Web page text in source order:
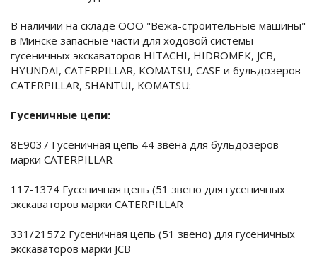
В наличии на складе ООО "Вежа-строительные машины"
в Минске запасные части для ходовой системы
гусеничных экскаваторов HITACHI, HIDROMEK, JCB,
HYUNDAI, CATERPILLAR, KOMATSU, CASE и бульдозеров
CATERPILLAR, SHANTUI, KOMATSU:
Гусеничные цепи:
8E9037 Гусеничная цепь 44 звена для бульдозеров
марки CATERPILLAR
117-1374 Гусеничная цепь (51 звено для гусеничных
экскаваторов марки CATERPILLAR
331/21572 Гусеничная цепь (51 звено) для гусеничных
экскаваторов марки JCB